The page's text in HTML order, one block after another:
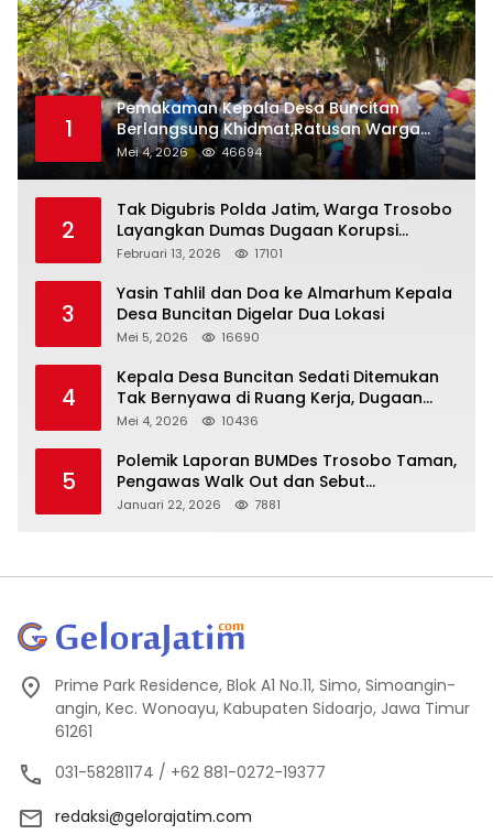
1
Pemakaman Kepala Desa Buncitan
Berlangsung Khidmat,Ratusan Warga
Larut Dalam Duka Yang Mendalam
Mei 4, 2026 46694
2
Tak Digubris Polda Jatim, Warga Trosobo
Layangkan Dumas Dugaan Korupsi
Oknum DPRD Sidoarjo ke Kapolri
Februari 13, 2026 17101
3
Yasin Tahlil dan Doa ke Almarhum Kepala
Desa Buncitan Digelar Dua Lokasi
Mei 5, 2026 16690
4
Kepala Desa Buncitan Sedati Ditemukan
Tak Bernyawa di Ruang Kerja, Dugaan
Bunuh Diri Menguat
Mei 4, 2026 10436
5
Polemik Laporan BUMDes Trosobo Taman,
Pengawas Walk Out dan Sebut
Kejanggalan
Januari 22, 2026 7881
Prime Park Residence, Blok A1 No.11, Simo, Simoangin-
angin, Kec. Wonoayu, Kabupaten Sidoarjo, Jawa Timur
61261
031-58281174 / +62 881-0272-19377
redaksi@gelorajatim.com